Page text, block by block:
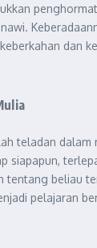
dan
teladan dalam
siapapun,
tentang beliau
pelajaran